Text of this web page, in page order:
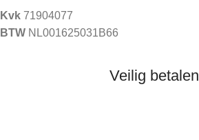
Kvk 71904077
BTW NL001625031B66
Veilig betalen